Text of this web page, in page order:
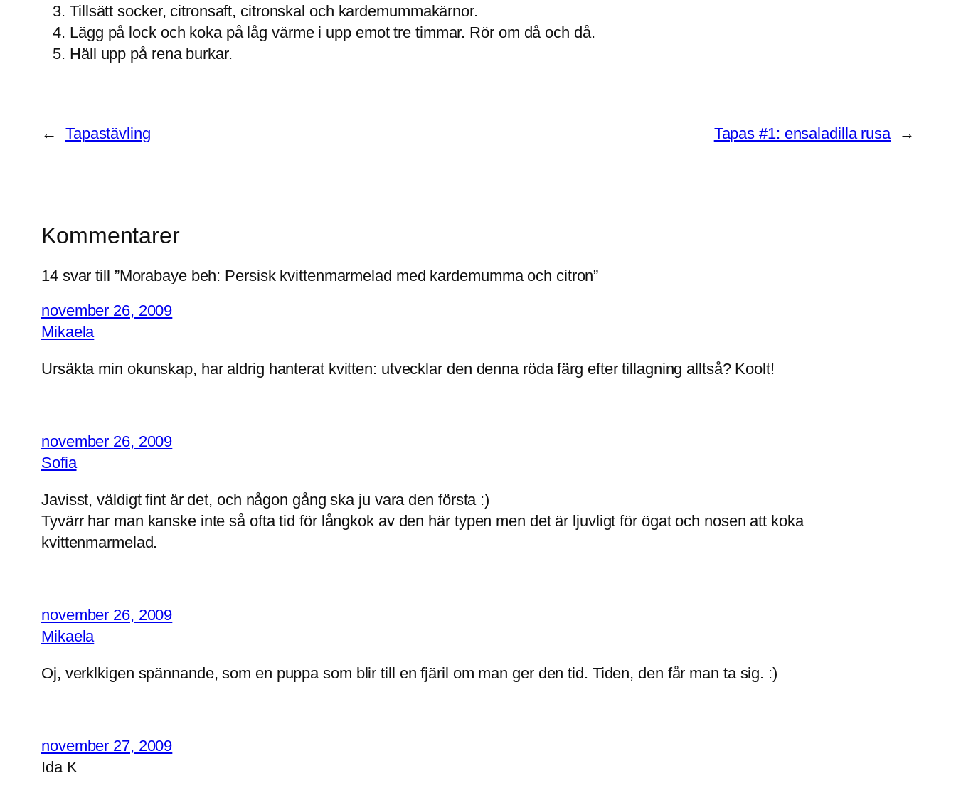
Tillsätt socker, citronsaft, citronskal och kardemummakärnor.
Lägg på lock och koka på låg värme i upp emot tre timmar. Rör om då och då.
Häll upp på rena burkar.
← Tapastävling Tapas #1: ensaladilla rusa →
Kommentarer
14 svar till ”Morabaye beh: Persisk kvittenmarmelad med kardemumma och citron”
november 26, 2009
Mikaela
Ursäkta min okunskap, har aldrig hanterat kvitten: utvecklar den denna röda färg efter tillagning alltså? Koolt!
november 26, 2009
Sofia
Javisst, väldigt fint är det, och någon gång ska ju vara den första :)
Tyvärr har man kanske inte så ofta tid för långkok av den här typen men det är ljuvligt för ögat och nosen att koka
kvittenmarmelad.
november 26, 2009
Mikaela
Oj, verklkigen spännande, som en puppa som blir till en fjäril om man ger den tid. Tiden, den får man ta sig. :)
november 27, 2009
Ida K